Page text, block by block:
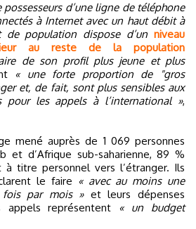
d’une ligne de téléphone
à Internet avec un haut débit à
de population dispose d’un niveau
au reste de la population
de son profil plus jeune et plus
« une forte proportion de "gros
et, de fait, sont plus sensibles aux
pour les appels à l’international »,
mené auprès de 1 069 personnes
et d’Afrique sub-saharienne, 89 %
à titre personnel vers l’étranger. Ils
le faire « avec au moins une
par mois »et leurs dépenses
appels représentent « un budget